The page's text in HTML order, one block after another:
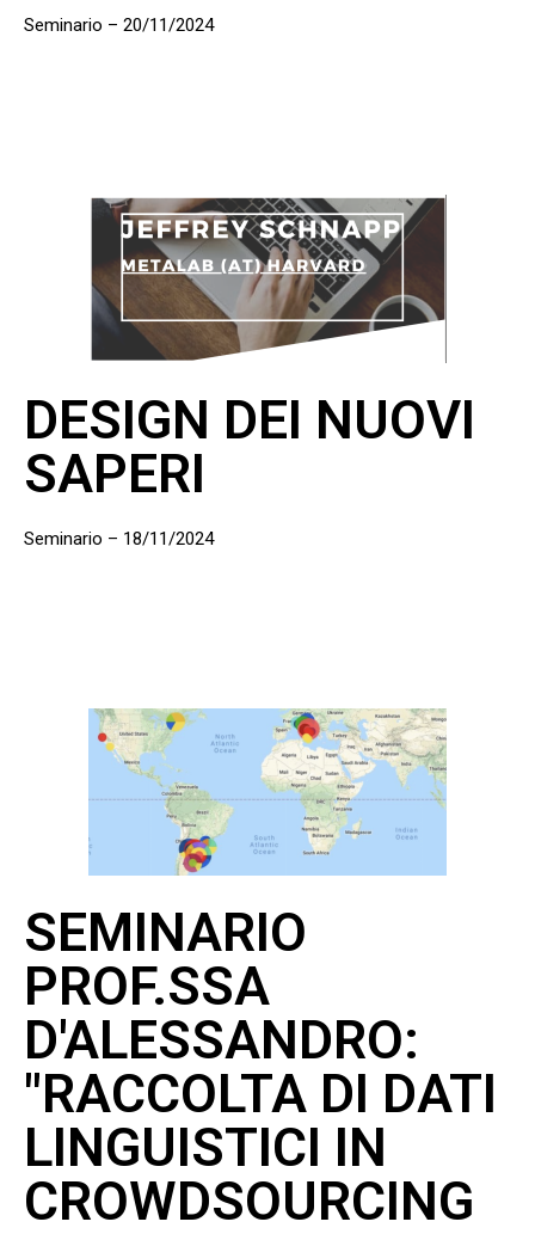
Seminario – 20/11/2024
DESIGN DEI NUOVI
SAPERI
Seminario – 18/11/2024
SEMINARIO
PROF.SSA
D'ALESSANDRO:
"RACCOLTA DI DATI
LINGUISTICI IN
CROWDSOURCING